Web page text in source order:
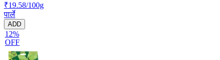
₹19.58/100g
पार्ले
ADD
12%
OFF